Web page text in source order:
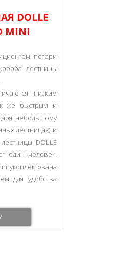
DOLLE
MINI
потери
лестницы
низким
же быстрым и
небольшому
лестницах) и
DOLLE
один человек.
укоплектована
для удобства